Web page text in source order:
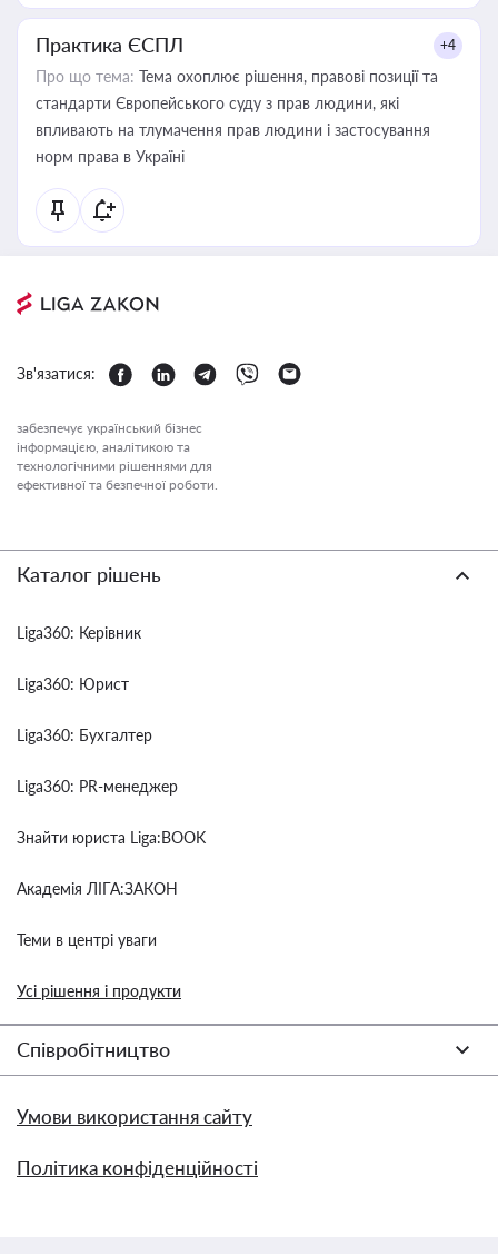
Практика ЄСПЛ +4
Про що тема: Тема охоплює рішення, правові позиції та
стандарти Європейського суду з прав людини, які
впливають на тлумачення прав людини і застосування
норм права в Україні
Зв'язатися:
забезпечує український бізнес
інформацією, аналітикою та
технологічними рішеннями для
ефективної та безпечної роботи.
Каталог рішень
Liga360: Керівник
Liga360: Юрист
Liga360: Бухгалтер
Liga360: PR-менеджер
Знайти юриста Liga:BOOK
Академія ЛІГА:ЗАКОН
Теми в центрі уваги
Усі рішення і продукти
Співробітництво
Умови використання сайту
Політика конфіденційності